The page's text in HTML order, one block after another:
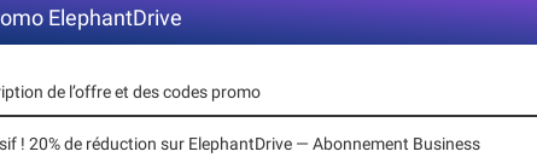
ElephantDrive
de l’offre et des codes promo
! 20% de réduction sur ElephantDrive — Abonnement Business